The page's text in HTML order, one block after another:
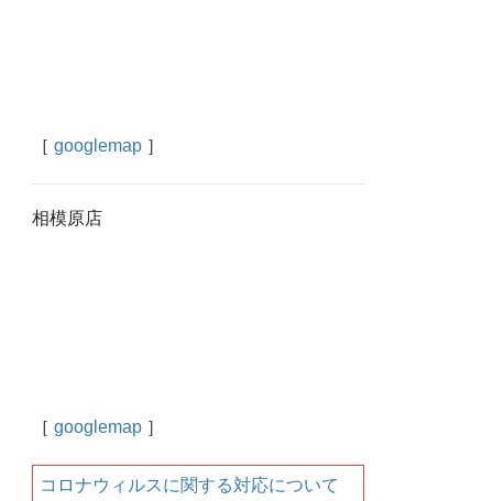
［googlemap ］
相模原店
［googlemap ］
コロナウィルスに関する対応について